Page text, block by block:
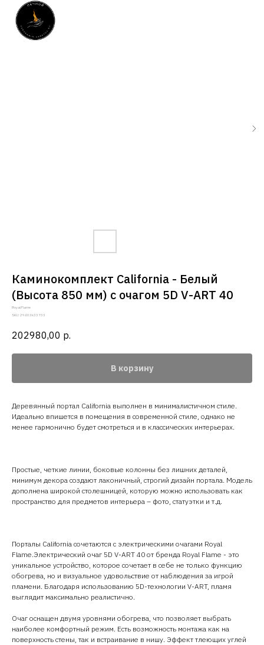
Каминокомплект California - Белый
(Высота 850 мм) с очагом 5D V-ART 40
Royal Flame
SKU: 29403k33733
202980,00 р.
В корзину
Деревянный портал California выполнен в минималистичном стиле.
Идеально впишется в помещения в современной стиле, однако не
менее гармонично будет смотреться и в классических интерьерах.
Простые, четкие линии, боковые колонны без лишних деталей,
минимум декора создают лаконичный, строгий дизайн портала. Модель
дополнена широкой столешницей, которую можно использовать как
пространство для предметов интерьера – фото, статуэтки и т.д.
Порталы California сочетаются с электрическими очагами Royal
Flame.Электрический очаг 5D V-ART 40 от бренда Royal Flame - это
уникальное устройство, которое сочетает в себе не только функцию
обогрева, но и визуальное удовольствие от наблюдения за игрой
пламени. Благодаря использованию 5D-технологии V-ART, пламя
выглядит максимально реалистично.
Очаг оснащен двумя уровнями обогрева, что позволяет выбрать
наиболее комфортный режим. Есть возможность монтажа как на
поверхность стены, так и встраивание в нишу. Эффект тлеющих углей